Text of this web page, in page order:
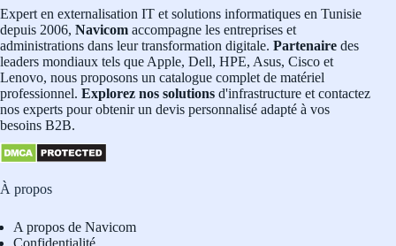
Expert en externalisation IT et solutions informatiques en Tunisie
depuis 2006, Navicom accompagne les entreprises et
administrations dans leur transformation digitale. Partenaire des
leaders mondiaux tels que Apple, Dell, HPE, Asus, Cisco et
Lenovo, nous proposons un catalogue complet de matériel
professionnel. Explorez nos solutions d'infrastructure et contactez
nos experts pour obtenir un devis personnalisé adapté à vos
besoins B2B.
À propos
A propos de Navicom
Confidentialité